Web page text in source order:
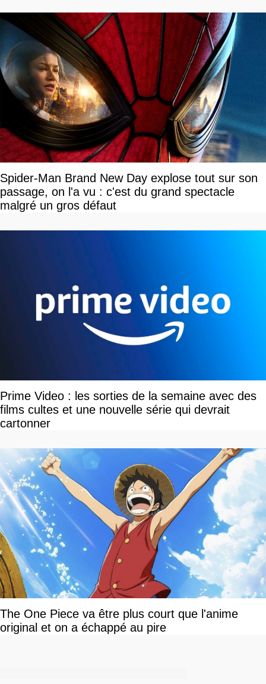
Spider-Man Brand New Day explose tout sur son
passage, on l'a vu : c'est du grand spectacle
malgré un gros défaut
Prime Video : les sorties de la semaine avec des
films cultes et une nouvelle série qui devrait
cartonner
The One Piece va être plus court que l'anime
original et on a échappé au pire